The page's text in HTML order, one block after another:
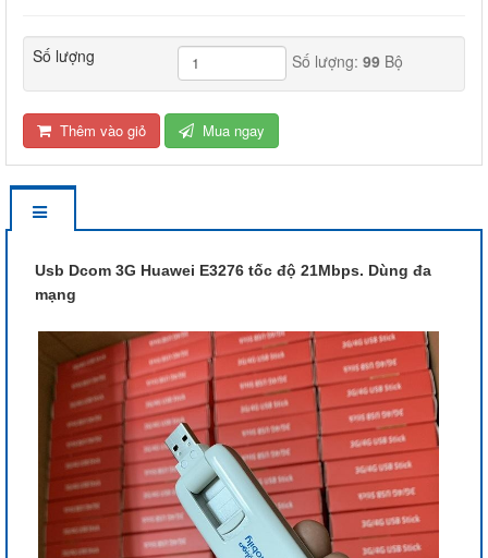
Số lượng Số lượng: 99Bộ
Thêm vào giỏ Mua ngay
Usb Dcom 3G Huawei E3276 tốc độ 21Mbps. Dùng đa
mạng